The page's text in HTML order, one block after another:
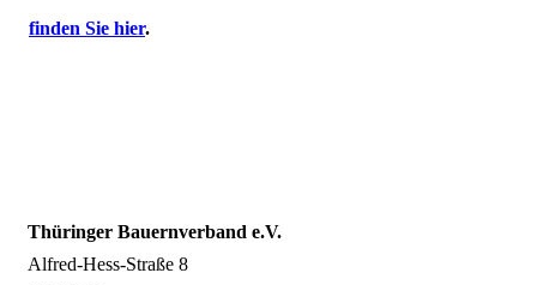
finden Sie hier.
Thüringer Bauernverband e.V.
Alfred-Hess-Straße 8